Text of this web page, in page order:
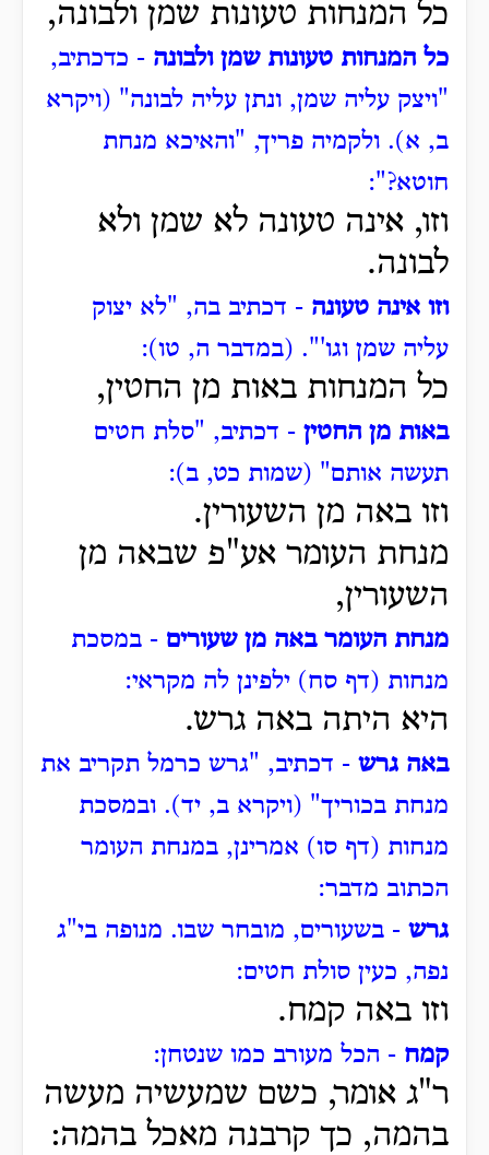
כל המנחות טעונות שמן ולבונה,
כל המנחות טעונות שמן ולבונה - כדכתיב,
"ויצק עליה שמן, ונתן עליה לבונה" (ויקרא
ב, א). ולקמיה פריך, "והאיכא מנחת
חוטא?":
וזו, אינה טעונה לא שמן ולא
לבונה.
וזו אינה טעונה - דכתיב בה, "לא יצוק
עליה שמן וגו'". (במדבר ה, טו):
כל המנחות באות מן החטין,
באות מן החטין - דכתיב, "סלת חטים
תעשה אותם" (שמות כט, ב):
וזו באה מן השעורין.
מנחת העומר אע"פ שבאה מן
השעורין,
מנחת העומר באה מן שעורים - במסכת
מנחות (דף סח) ילפינן לה מקראי:
היא היתה באה גרש.
באה גרש - דכתיב, "גרש כרמל תקריב את
מנחת בכוריך" (ויקרא ב, יד). ובמסכת
מנחות (דף סו) אמרינן, במנחת העומר
הכתוב מדבר:
גרש - בשעורים, מובחר שבו. מנופה בי"ג
נפה, כעין סולת חטים:
וזו באה קמח.
קמח - הכל מעורב כמו שנטחן:
ר"ג אומר, כשם שמעשיה מעשה
בהמה, כך קרבנה מאכל בהמה: